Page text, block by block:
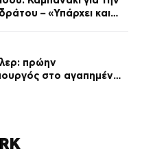
– «Υπάρχει και
πρώην
στο αγαπημένο